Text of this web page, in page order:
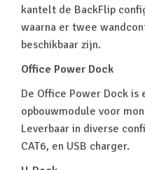
kantelt de BackFlip
waarna er twee
beschikbaar zijn.
Office Power Dock
De Office Power Dock
opbouwmodule voor
Leverbaar in diverse
CAT6, en USB charger.